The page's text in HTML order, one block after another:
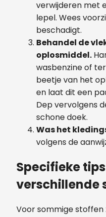
verwijderen met
lepel. Wees
beschadigt.
Behandel de
oplosmiddel.
wasbenzine of
beetje van het
en laat dit een
Dep vervolgens
schone doek.
Was het
volgens de
Specifieke
verschillende
Voor sommige